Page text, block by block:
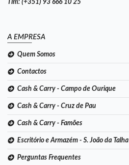
Tlm: (+351) 93 666 10 25
A EMPRESA
Quem Somos
Contactos
Cash & Carry - Campo de Ourique
Cash & Carry - Cruz de Pau
Cash & Carry - Famões
Escritório e Armazém - S. João da Talha
Perguntas Frequentes